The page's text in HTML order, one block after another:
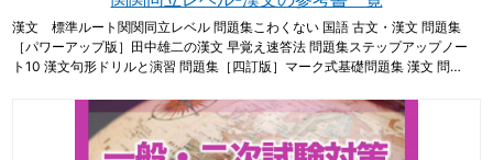
漢文 標準ルート関関同立レベル 問題集こわくない 国語 古文・漢文 問題集
［パワーアップ版］田中雄二の漢文 早覚え速答法 問題集ステップアップノー
ト10 漢文句形ドリルと演習 問題集［四訂版］マーク式基礎問題集 漢文 問…